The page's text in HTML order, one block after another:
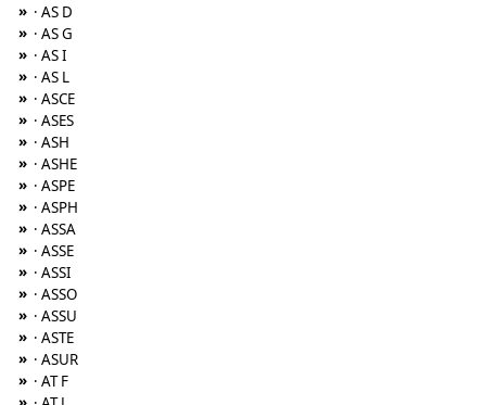
» · AS D
» · AS G
» · AS I
» · AS L
» · ASCE
» · ASES
» · ASH
» · ASHE
» · ASPE
» · ASPH
» · ASSA
» · ASSE
» · ASSI
» · ASSO
» · ASSU
» · ASTE
» · ASUR
» · AT F